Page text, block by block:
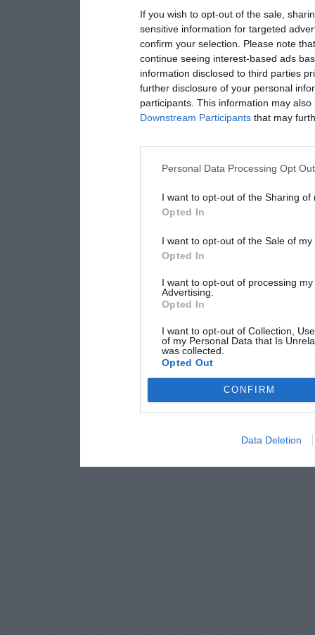
If you wish to opt-out of the sale,
sensitive information for targeted
confirm your selection. Please note
continue seeing interest-based ads
information disclosed to third parties
further disclosure of your personal
participants. This information may
Downstream Participants that may
Personal Data Processing Opt
I want to opt-out of the Sharing of
Opted In
I want to opt-out of the Sale of
Opted In
I want to opt-out of processing
Advertising.
Opted In
I want to opt-out of Collection,
of my Personal Data that Is
was collected.
Opted Out
CONFIRM
Data Deletion